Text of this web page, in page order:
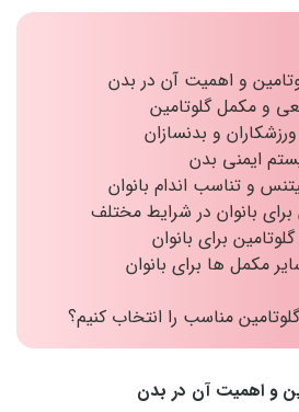
و اهمیت آن در بدن
و مکمل گلوتامین
و بدنسازان
ایمنی بدن
و تناسب اندام بانوان
بانوان در شرایط مختلف
برای بانوان
مکمل ها برای بانوان
مناسب را انتخاب کنیم؟
و اهمیت آن در بدن